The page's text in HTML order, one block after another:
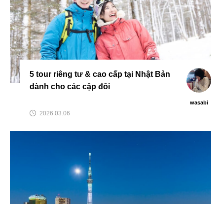
5 tour riêng tư & cao cấp tại Nhật Bản
dành cho các cặp đôi
wasabi
2026.03.06